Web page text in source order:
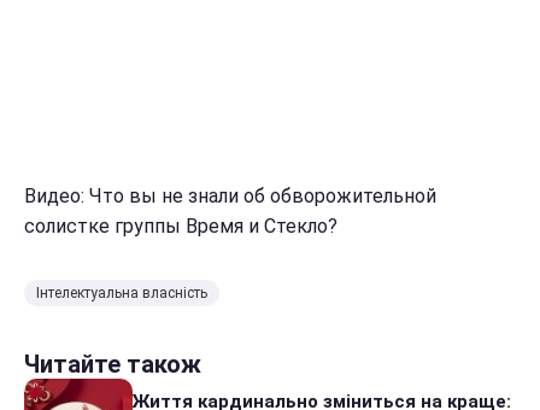
Видео: Что вы не знали об обворожительной
солистке группы Время и Стекло?
Інтелектуальна власність
Читайте також
Життя кардинально зміниться на краще: